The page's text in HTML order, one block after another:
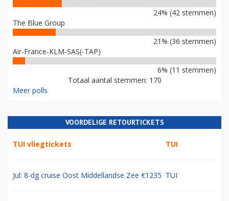
24% (42 stemmen)
The Blue Group
21% (36 stemmen)
Air-France-KLM-SAS(-TAP)
6% (11 stemmen)
Totaal aantal stemmen: 170
Meer polls
VOORDELIGE RETOURTICKETS
TUI vliegtickets TUI
Jul: 8-dg cruise Oost Middellandse Zee €1235 TUI